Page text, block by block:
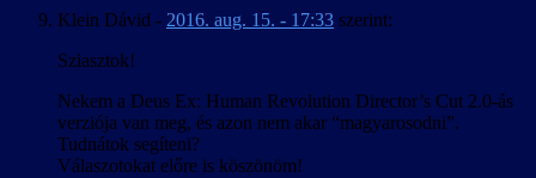
Klein Dávid - 2016. aug. 15. - 17:33 szerint:
Sziasztok!
Nekem a Deus Ex: Human Revolution Director’s Cut 2.0-ás
verziója van meg, és azon nem akar “magyarosodni”.
Tudnátok segíteni?
Válaszotokat előre is köszönöm!